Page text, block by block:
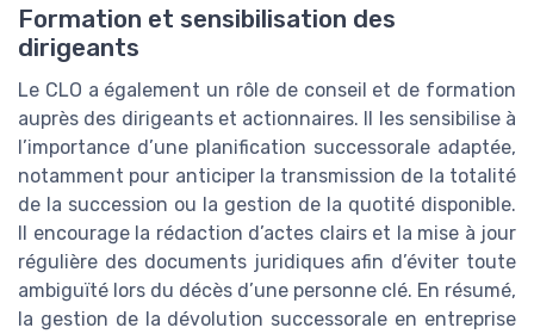
Formation et sensibilisation des
dirigeants
Le CLO a également un rôle de conseil et de formation
auprès des dirigeants et actionnaires. Il les sensibilise à
l’importance d’une planification successorale adaptée,
notamment pour anticiper la transmission de la totalité
de la succession ou la gestion de la quotité disponible.
Il encourage la rédaction d’actes clairs et la mise à jour
régulière des documents juridiques afin d’éviter toute
ambiguïté lors du décès d’une personne clé. En résumé,
la gestion de la dévolution successorale en entreprise